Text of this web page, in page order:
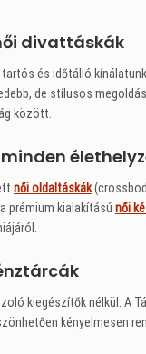
divattáskák
és időtálló
de stílusos
között.
női oldaltáskák
prémium kialakítású női
kiegészítők nélkül. A
kényelmesen